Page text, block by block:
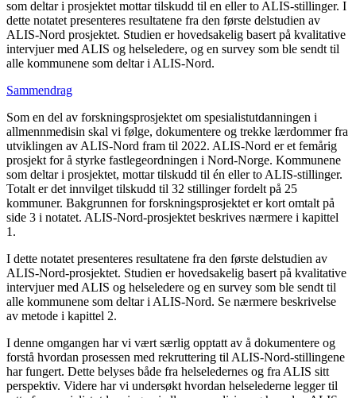
som deltar i prosjektet mottar tilskudd til en eller to ALIS-stillinger. I
dette notatet presenteres resultatene fra den første delstudien av
ALIS-Nord prosjektet. Studien er hovedsakelig basert på kvalitative
intervjuer med ALIS og helseledere, og en survey som ble sendt til
alle kommunene som deltar i ALIS-Nord.
Sammendrag
Som en del av forskningsprosjektet om spesialistutdanningen i
allmennmedisin skal vi følge, dokumentere og trekke lærdommer fra
utviklingen av ALIS-Nord fram til 2022. ALIS-Nord er et femårig
prosjekt for å styrke fastlegeordningen i Nord-Norge. Kommunene
som deltar i prosjektet, mottar tilskudd til én eller to ALIS-stillinger.
Totalt er det innvilget tilskudd til 32 stillinger fordelt på 25
kommuner. Bakgrunnen for forskningsprosjektet er kort omtalt på
side 3 i notatet. ALIS-Nord-prosjektet beskrives nærmere i kapittel
1.
I dette notatet presenteres resultatene fra den første delstudien av
ALIS-Nord-prosjektet. Studien er hovedsakelig basert på kvalitative
intervjuer med ALIS og helseledere og en survey som ble sendt til
alle kommunene som deltar i ALIS-Nord. Se nærmere beskrivelse
av metode i kapittel 2.
I denne omgangen har vi vært særlig opptatt av å dokumentere og
forstå hvordan prosessen med rekruttering til ALIS-Nord-stillingene
har fungert. Dette belyses både fra helseledernes og fra ALIS sitt
perspektiv. Videre har vi undersøkt hvordan helselederne legger til